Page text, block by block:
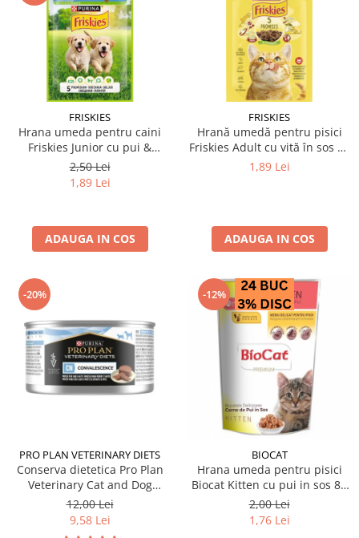
FRISKIES
Hrana umeda pentru caini
Friskies Junior cu pui &
mazare 85 gr
2,50 Lei
1,89 Lei
ADAUGA IN COS
FRISKIES
Hrană umedă pentru pisici
Friskies Adult cu vită în sos 85
gr
1,89 Lei
ADAUGA IN COS
-20%
PRO PLAN VETERINARY DIETS
Conserva dietetica Pro Plan
Veterinary Cat and Dog
Convalescence 195 gr
12,00 Lei
9,58 Lei
-12%
BIOCAT
Hrana umeda pentru pisici
Biocat Kitten cu pui in sos 85
gr
2,00 Lei
1,76 Lei